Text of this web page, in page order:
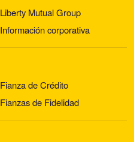
Liberty Mutual Group
Información corporativa
Fianza de Crédito
Fianzas de Fidelidad